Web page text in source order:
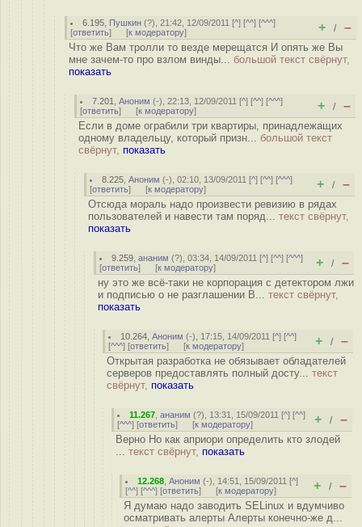
6.195 Пушкин (?), 21:42, 12/09/2011 [^] [^^] [^^^]
[ответить] [к модератору] + / –
Что же Вам тролли то везде мерещатся И опять же Вы
мне зачем-то про взлом винды... большой текст свёрнут,
показать
7.201 ,Аноним (-), 22:13, 12/09/2011 [^] [^^] [^^^]
[ответить] [к модератору] + / –
Если в доме ограбили три квартиры, принадлежащих
одному владельцу, который призн... большой текст
свёрнут, показать
8.225 ,Аноним (-), 02:10, 13/09/2011 [^] [^^] [^^^]
[ответить] [к модератору] + / –
Отсюда мораль надо произвести ревизию в рядах
пользователей и навести там поряд... текст свёрнут,
показать
9.259 ,ананим (?), 03:34, 14/09/2011 [^] [^^] [^^^]
[ответить] [к модератору] + / –
ну это же всё-таки не корпорация с детектором лжи
и подписью о не разглашении В... текст свёрнут,
показать
10.264 ,Аноним (-), 17:15, 14/09/2011 [^] [^^]
[^^^] [ответить] [к модератору] + / –
Открытая разработка не обязывает обладателей
серверов предоставлять полный досту... текст
свёрнут, показать
11.267 ,ананим (?), 13:31, 15/09/2011 [^] [^^]
[^^^] [ответить] [к модератору] + / –
Верно Но как априори определить кто злодей
... текст свёрнут, показать
12.268 ,Аноним (-), 14:51, 15/09/2011 [^]
[^^] [^^^] [ответить] [к модератору] + / –
Я думаю надо заводить SELinux и вдумчиво
осматривать алерты Алерты конечно-же д...